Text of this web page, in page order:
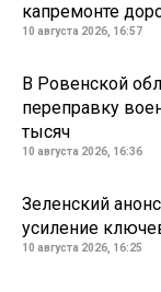
капремонте
10 августа 2026, 16:57
В Ровенской
переправку
тысяч
10 августа 2026, 16:36
Зеленский
усиление
10 августа 2026, 16:25